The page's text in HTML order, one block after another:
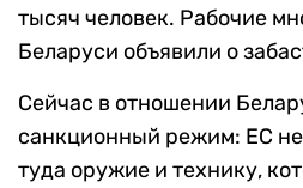
тысяч человек. Рабочие
Беларуси объявили о
Сейчас в отношении
санкционный режим: ЕС
туда оружие и технику,